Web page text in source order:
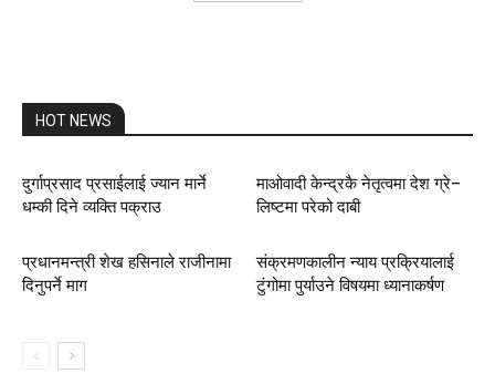
HOT NEWS
दुर्गाप्रसाद प्रसाईलाई ज्यान मार्ने
धम्की दिने व्यक्ति पक्राउ
माओवादी केन्द्रकै नेतृत्वमा देश ग्रे–
लिष्टमा परेको दाबी
प्रधानमन्त्री शेख हसिनाले राजीनामा
दिनुपर्ने माग
संक्रमणकालीन न्याय प्रक्रियालाई
टुंगोमा पुर्याउने विषयमा ध्यानाकर्षण